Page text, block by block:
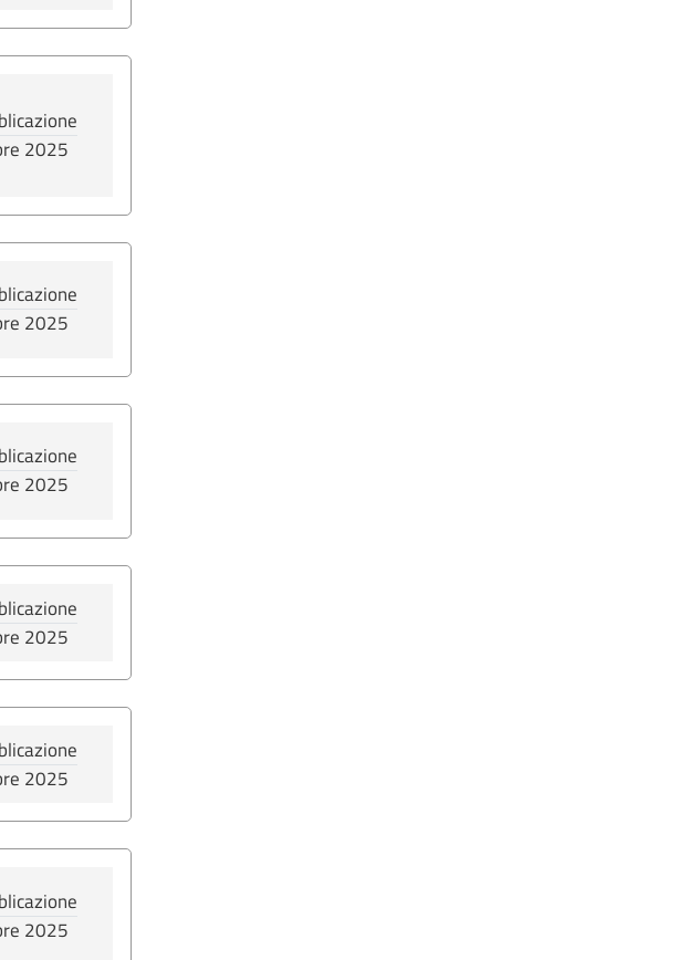
2025
2025
2025
2025
2025
2025